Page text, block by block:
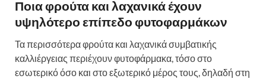
Ποια φρούτα και λαχανικά έχουν
υψηλότερο επίπεδο φυτοφαρμάκων
Τα περισσότερα φρούτα και λαχανικά συμβατικής
καλλιέργειας περιέχουν φυτοφάρμακα, τόσο στο
εσωτερικό όσο και στο εξωτερικό μέρος τους, δηλαδή στη